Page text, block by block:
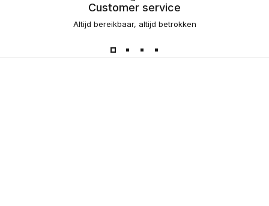
Customer service
Altijd bereikbaar, altijd betrokken